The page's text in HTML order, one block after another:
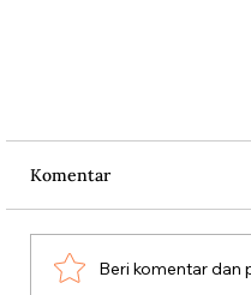
Komentar
Beri komentar dan